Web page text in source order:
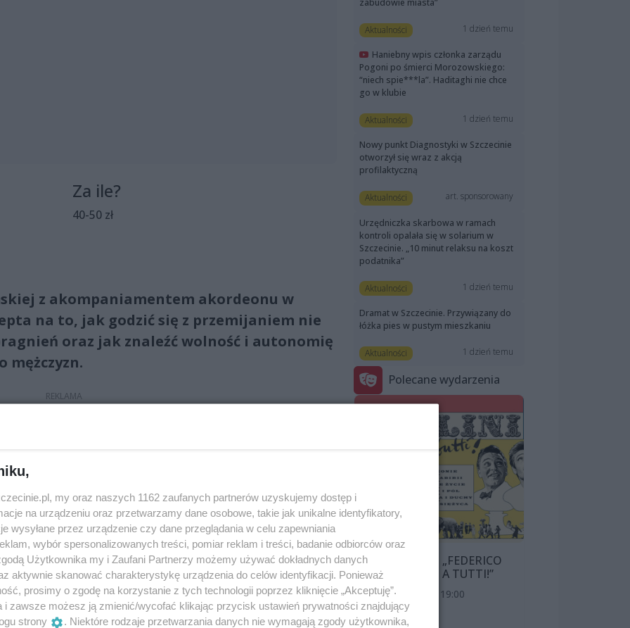
Za ile?
40-50 zł
z akompaniamentem akordeonu w
na to, jak godzić się z przemijaniem nie
oraz jak znaleźć wolność i autonomię
mężczyzn.
do najpopularniejszych tematów, takich jak: życie,
relacje damsko-męskie. Przedstawia je z kobiecego punktu
wyłącznie do publiczności żeńskiej.
historie oparte są na celnej obserwacji współczesnej
na to jak być dzisiaj kobietą, która lubi i ceni siebie. Poczucie
dużą dozą ciepła i zrozumienia – w monologach Olgi
i roześmiać się terapeutycznie. W przeważającej
poza Internetami Anny Ołów Wachowicz.
zabudowie miasta”
Aktualności 1 dzień temu
Haniebny wpis członka zarządu
Pogoni po śmierci Morozowskiego:
“niech spie***la”. Haditaghi nie chce
go w klubie
Aktualności 1 dzień temu
Nowy punkt Diagnostyki w Szczecinie
otworzył się wraz z akcją
profilaktyczną
Aktualności art. sponsorowany
Urzędniczka skarbowa w ramach
kontroli opalała się w solarium w
Szczecinie. „10 minut relaksu na koszt
podatnika”
Aktualności 1 dzień temu
Dramat w Szczecinie. Przywiązany do
łóżka pies w pustym mieszkaniu
Aktualności 1 dzień temu
Polecane wydarzenia
PRZEGLĄD „FEDERICO
FELLINI: CIAO A TUTTI!”
8 sierpnia 2026, 19:00
Kino Pionier
my oraz naszych 1162 zaufanych partnerów uzyskujemy dostęp i
na urządzeniu oraz przetwarzamy dane osobowe, takie jak unikalne identyfikatory,
wysyłane przez urządzenie czy dane przeglądania w celu zapewniania
wybór spersonalizowanych treści, pomiar reklam i treści, badanie odbiorców oraz
Użytkownika my i Zaufani Partnerzy możemy używać dokładnych danych
aktywnie skanować charakterystykę urządzenia do celów identyfikacji. Ponieważ
prosimy o zgodę na korzystanie z tych technologii poprzez kliknięcie „Akceptuję”.
i zawsze możesz ją zmienić/wycofać klikając przycisk ustawień prywatności znajdujący
strony
. Niektóre rodzaje przetwarzania danych nie wymagają zgody użytkownika,